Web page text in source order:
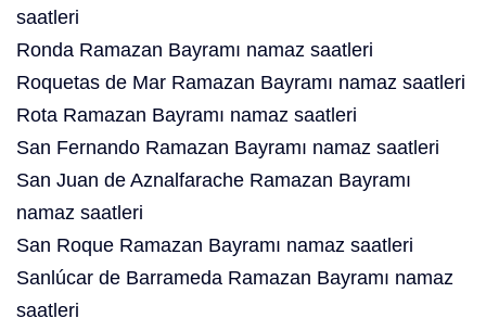
saatleri
Ronda Ramazan Bayramı namaz saatleri
Roquetas de Mar Ramazan Bayramı namaz saatleri
Rota Ramazan Bayramı namaz saatleri
San Fernando Ramazan Bayramı namaz saatleri
San Juan de Aznalfarache Ramazan Bayramı
namaz saatleri
San Roque Ramazan Bayramı namaz saatleri
Sanlúcar de Barrameda Ramazan Bayramı namaz
saatleri